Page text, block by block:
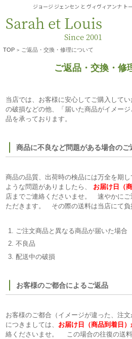
ジョージ ジェンセン と ヴィヴィアンナ ト
Sarah et Louis
Since 2001
TOP > ご返品・交換・修理について
ご返品・交換・修
当店では、お客様に安心してご購入して
の破損などの他、「届いた商品がイメー
品を承っております。
商品に不良など問題がある場合のご
商品の品質、出荷時の検品には万全を期
ような問題がありましたら、 お届け日（
店までご連絡くださいませ。 速やかに
ただきます。 その際の送料は当店にて負
ご注文商品と異なる商品が届いた場合
不良品
配送中の破損
お客様のご都合によるご返品
お客様のご都合（イメージが違った、注
につきましては、 お届け日（商品到着日
絡くださいませ。 この場合の往復の送